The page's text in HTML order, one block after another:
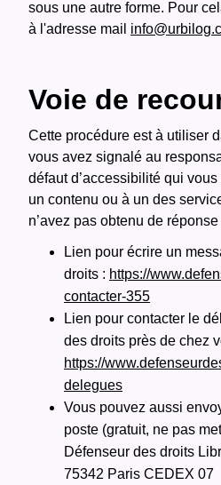
sous une autre forme. Pour
à l'adresse mail
Voie de
Cette procédure est à utiliser
vous avez signalé au
défaut d’accessibilité qui
un contenu ou à un des
n’avez pas obtenu de
Lien pour écrire un
droits : https://
contacter-355
Lien pour contacter le
des droits près de chez
https://
delegues
Vous pouvez aussi
poste (gratuit, ne pas
Défenseur des droits
75342 Paris CEDEX 07